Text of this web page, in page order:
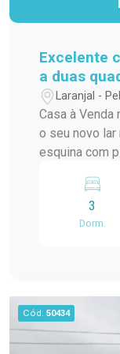
Excelente
a duas
Laranjal -
Casa à Venda no
o seu novo lar
esquina com
da praia.
sobrado é
praticidade. No térreo, você encontrará uma
uma
que traz luz
3
Dorm.
Cód. 50434